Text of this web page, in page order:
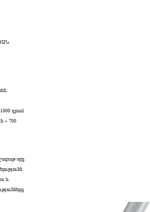
դրամ
– 700
օրը
և